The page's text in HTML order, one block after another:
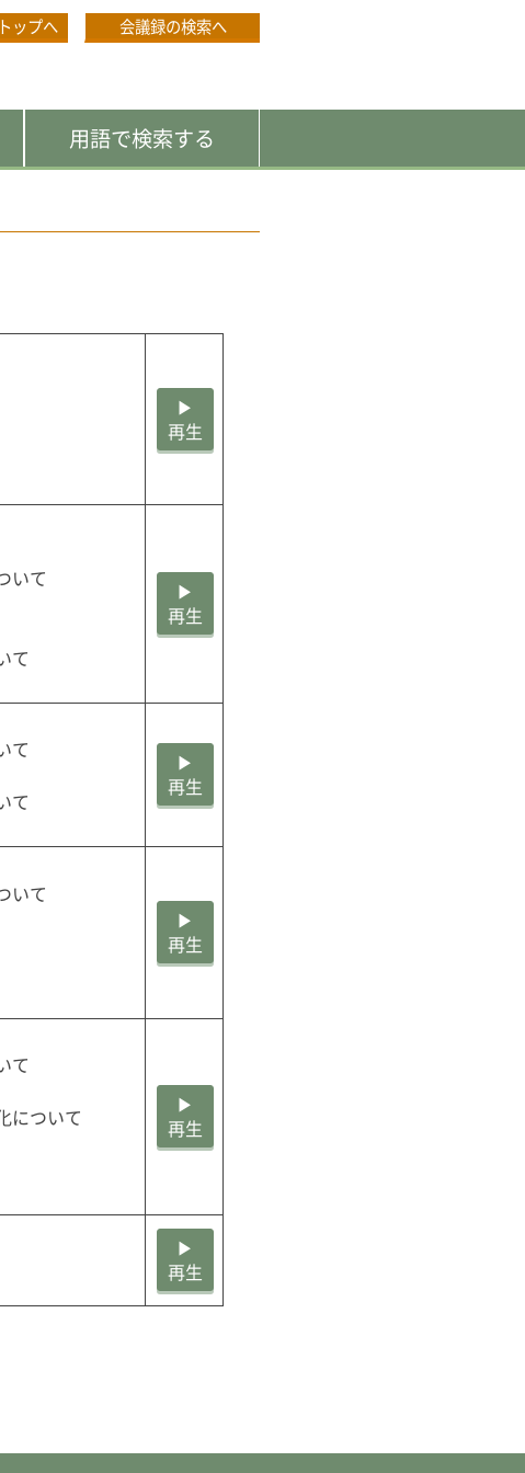
ップへ 会議録の検索へ
用語で検索する
▶
再生
いて
て
▶
再生
て
て
▶
再生
いて
▶
再生
て
について
▶
再生
▶
再生